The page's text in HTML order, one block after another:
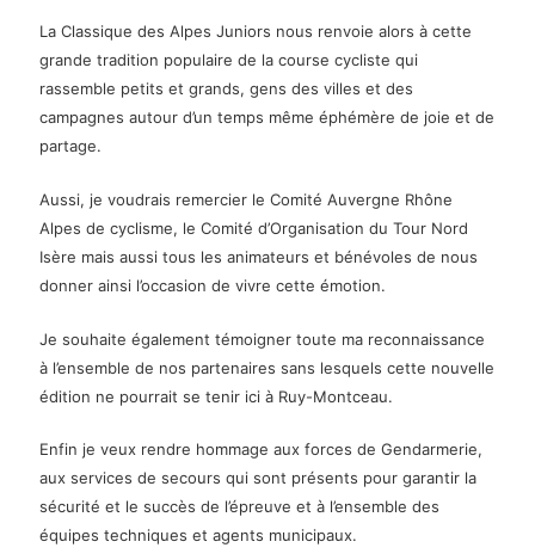
La Classique des Alpes Juniors nous renvoie alors à cette
grande tradition populaire de la course cycliste qui
rassemble petits et grands, gens des villes et des
campagnes autour d’un temps même éphémère de joie et de
partage.
Aussi, je voudrais remercier le Comité Auvergne Rhône
Alpes de cyclisme, le Comité d’Organisation du Tour Nord
Isère mais aussi tous les animateurs et bénévoles de nous
donner ainsi l’occasion de vivre cette émotion.
Je souhaite également témoigner toute ma reconnaissance
à l’ensemble de nos partenaires sans lesquels cette nouvelle
édition ne pourrait se tenir ici à Ruy-Montceau.
Enfin je veux rendre hommage aux forces de Gendarmerie,
aux services de secours qui sont présents pour garantir la
sécurité et le succès de l’épreuve et à l’ensemble des
équipes techniques et agents municipaux.